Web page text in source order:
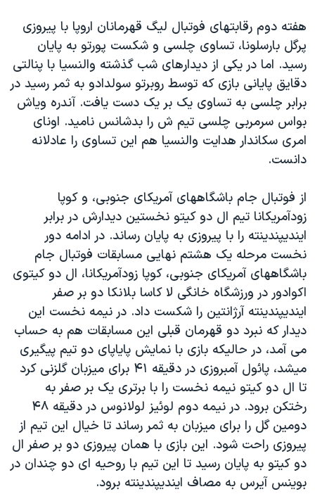
هفته دوم رقابتهای فوتبال لیگ قهرمانان اروپا با پیروزی
پرگل بارسلونا، تساوی چلسی و شکست پورتو به پایان
رسید. اما در یکی از دیدارهای شب گذشته والنسیا با پنالتی
دقایق پایانی بازی که توسط روبرتو سولدادو به ثمر رسید در
برابر چلسی به تساوی یک بر یک دست یافت. آندره ویاش
بواس سرمربی چلسی تیم ش را بدشانس نامید. اونای
امری سکاندار هدایت والنسیا هم این تساوی را عادلانه
دانست.
از فوتبال جام باشگاههای آمریکای جنوبی، و کوپا
زودآمریکانا تیم ال دو کیتو نخستین دیدارش در برابر
ایندیپندینته را با پیروزی به پایان رساند. در ادامه دور
نخست مرحله یک هشتم نهایی مسابقات فوتبال جام
باشگاههای آمریکای جنوبی، کوپا زودآمریکانا، ال دو کیتوی
اکوادور در ورزشگاه خانگی لا کاسا بلانکا دو بر صفر
ایندیپندینته آرژانتین را شکست داد. در نیمه نخست این
دیدار که نبرد دو قهرمان قبلی این مسابقات هم به حساب
می آمد، در حالیکه بازی با نمایش پایاپای دو تیم پیگیری
میشد، پائول آمبروزی در دقیقه ۴۱ برای میزبان گلزنی کرد
تا ال دو کیتو نیمه نخست را با برتری یک بر صفر به
رختکن برود. در نیمه دوم لوئیز لولانوس در دقیقه ۴۸
دومین گل را برای میزبان به ثمر رساند تا خیال این تیم از
پیروزی راحت شود. این بازی با همان پیروزی دو بر صفر ال
دو کیتو به پایان رسید تا این تیم با روحیه ای دو چندان در
بوینس آیرس به مصاف ایندیپندینته برود.